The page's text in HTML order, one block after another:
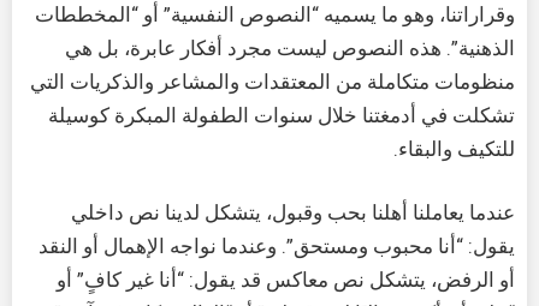
وقراراتنا، وهو ما يسميه “النصوص النفسية” أو “المخططات
الذهنية”. هذه النصوص ليست مجرد أفكار عابرة، بل هي
منظومات متكاملة من المعتقدات والمشاعر والذكريات التي
تشكلت في أدمغتنا خلال سنوات الطفولة المبكرة كوسيلة
للتكيف والبقاء.
عندما يعاملنا أهلنا بحب وقبول، يتشكل لدينا نص داخلي
يقول: “أنا محبوب ومستحق”. وعندما نواجه الإهمال أو النقد
أو الرفض، يتشكل نص معاكس قد يقول: “أنا غير كافٍ” أو